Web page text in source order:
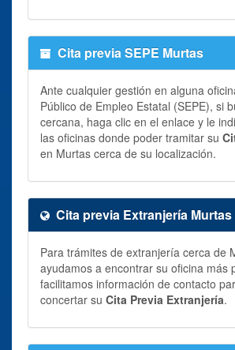
Cita previa SEPE Murtas
Ante cualquier gestión en alguna
Público de Empleo Estatal (SEPE), si
cercana, haga clic en el enlace y le
las oficinas donde poder tramitar su
en Murtas cerca de su localización.
Cita previa Extranjería Murtas
Para trámites de extranjería cerca de
ayudamos a encontrar su oficina más
facilitamos información de contacto
concertar su Cita Previa Extranjería.